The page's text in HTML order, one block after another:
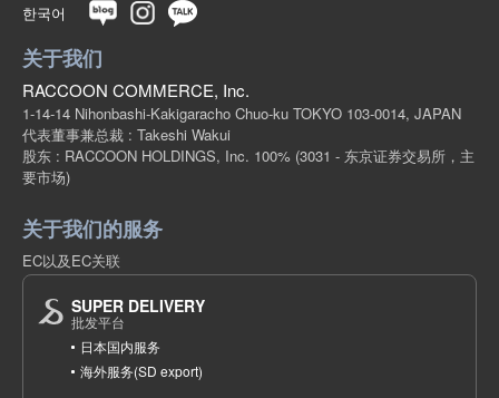
한국어
关于我们
RACCOON COMMERCE, Inc.
1-14-14 Nihonbashi-Kakigaracho Chuo-ku TOKYO 103-0014, JAPAN
代表董事兼总裁 : Takeshi Wakui
股东 : RACCOON HOLDINGS, Inc. 100% (3031 - 东京证券交易所，主
要市场)
关于我们的服务
EC以及EC关联
SUPER DELIVERY
批发平台
日本国内服务
海外服务(SD export)